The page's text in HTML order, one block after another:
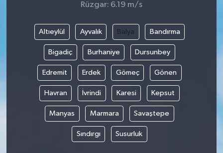
Rüzgar: 6.19 m/s
Altıeylül Ayvalık Balya Bandırma
Bigadiç Burhaniye Dursunbey
Edremit Erdek Gömeç Gönen
Havran İvrindi Karesi Kepsut
Manyas Marmara Savaştepe
Sındırgı Susurluk